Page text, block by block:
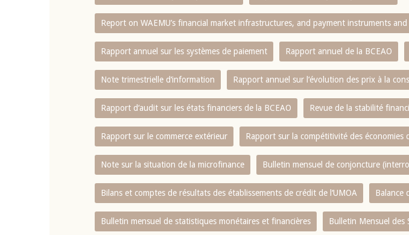
Report on WAEMU’s financial market infrastructures, and payment instruments and
Rapport annuel sur les systèmes de paiement Rapport annuel de la BCEAO
Note trimestrielle d‘information Rapport annuel sur l‘évolution des prix à la
Rapport d‘audit sur les états financiers de la BCEAO Revue de la stabilité
Rapport sur le commerce extérieur Rapport sur la compétitivité des économies
Note sur la situation de la microfinance Bulletin mensuel de conjoncture
Bilans et comptes de résultats des établissements de crédit de l‘UMOA Balance
Bulletin mensuel de statistiques monétaires et financières Bulletin Mensuel des